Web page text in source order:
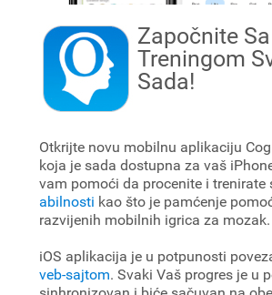
Započnite Sa
Treningom
Sada!
Otkrijte novu mobilnu aplikaciju
koja je sada dostupna za vaš
vam pomoći da procenite i trenirate
abilnosti kao što je pamćenje
razvijenih mobilnih igrica za mozak.
iOS aplikacija je u potpunosti
veb-sajtom. Svaki Vaš progres je u